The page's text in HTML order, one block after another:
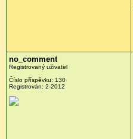
no_comment
Registrovaný uživatel
Číslo příspěvku: 130
Registrován: 2-2012